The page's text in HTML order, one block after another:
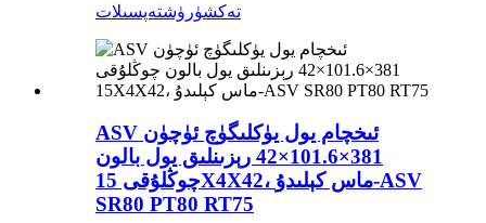
تەكشۈرۈشتەپسىلات
ASV ئىخچام يول يۈكلىگۈچ ئۈچۈن
381×101.6×42 رېزىنلىق يول بالون
چوڭلۇقى 15X4X42، ماس كېلىدۇ-ASV
SR80 PT80 RT75